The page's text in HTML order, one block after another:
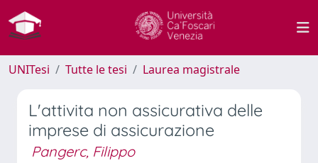
UNITesi Tutte le tesi Laurea magistrale
L'attivita non assicurativa delle
imprese di assicurazione
Pangerc, Filippo